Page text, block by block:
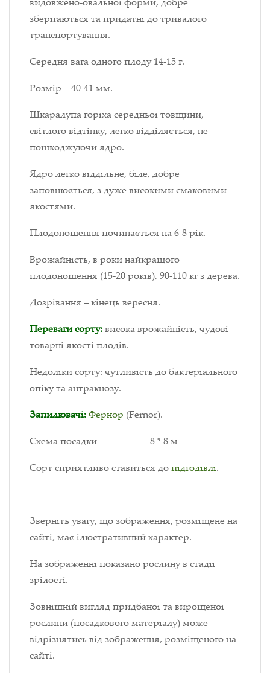
зберігаються та придатні до тривалого
транспортування.
Середня вага одного плоду 14-15 г.
Розмір – 40-41 мм.
Шкаралупа горіха середньої товщини,
світлого відтінку, легко відділяється, не
пошкоджуючи ядро.
Ядро легко віддільне, біле, добре
заповнюється, з дуже високими смаковими
якостями.
Плодоношення починається на 6-8 рік.
Врожайність, в роки найкращого
плодоношення (15-20 років), 90-110 кг з дерева.
Дозрівання – кінець вересня.
Переваги сорту:висока врожайність, чудові
товарні якості плодів.
Недоліки сорту: чутливість до бактеріального
опіку та антракнозу.
Запилювачі:Фернор (Fernor).
Схема посадки 8 * 8 м
Сорт сприятливо ставиться допідгодівлі.
Зверніть увагу, що зображення, розміщене на
сайті, має ілюстративний характер.
На зображенні показано рослину в стадії
зрілості.
Зовнішній вигляд придбаної та вирощеної
рослини (посадкового матеріалу) може
відрізнятись від зображення, розміщеного на
сайті.